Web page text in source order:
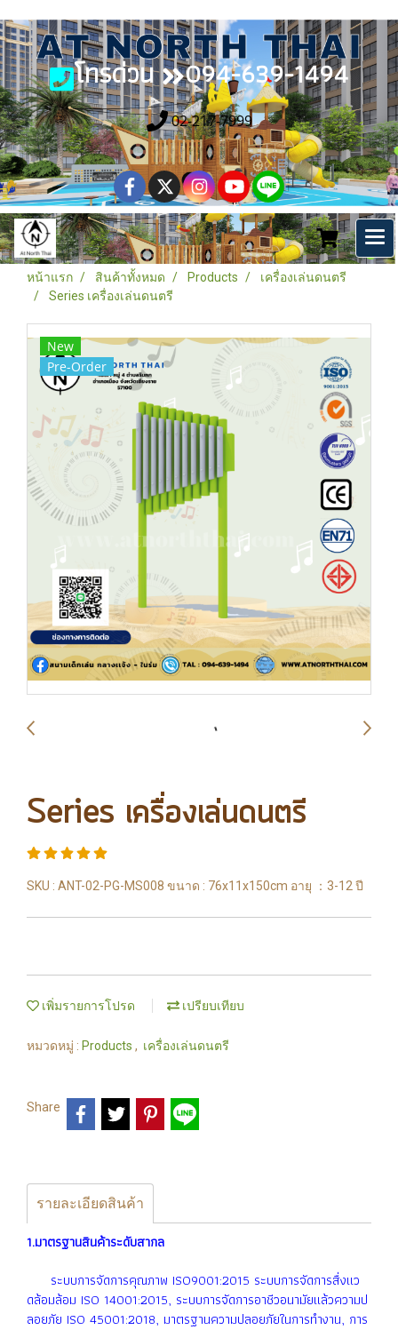
โทรด่วน 094-639-1494
02-217-7999
หน้าแรก สินค้าทั้งหมด Products
เครื่องเล่นดนตรี
Series เครื่องเล่นดนตรี
New
Pre-Order
Series เครื่องเล่นดนตรี
SKU : ANT-02-PG-MS008 ขนาด : 76x11x150cm อายุ ：3-12 ปี
เพิ่มรายการโปรด เปรียบเทียบ
หมวดหมู่ : Products , เครื่องเล่นดนตรี
Share
รายละเอียดสินค้า
1.มาตรฐานสินค้าระดับสากล
ระบบการจัดการคุณภาพ ISO9001:2015 ระบบการจัดการสื่งเเว
ดล้อมล้อม ISO 14001:2015, ระบบการจัดการอาชีวอนามัยเเล้วความป
ลอยภัย ISO 45001:2018, มาตรฐานความปลอยภัยในการทำงาน, การ